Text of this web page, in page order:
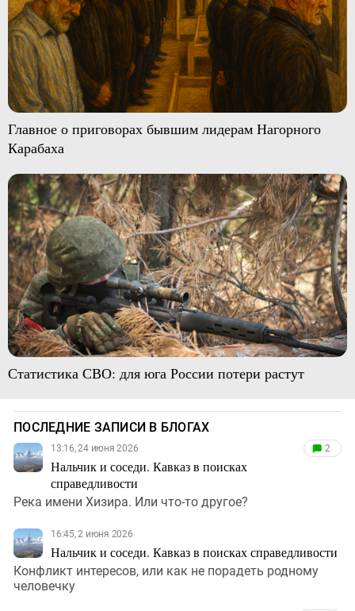
Главное о приговорах бывшим лидерам Нагорного
Карабаха
Статистика СВО: для юга России потери растут
ПОСЛЕДНИЕ ЗАПИСИ В БЛОГАХ
13:16, 24 июня 2026
Нальчик и соседи. Кавказ в поисках
справедливости
2
Река имени Хизира. Или что-то другое?
16:45, 2 июня 2026
Нальчик и соседи. Кавказ в поисках справедливости
Конфликт интересов, или как не порадеть родному
человечку